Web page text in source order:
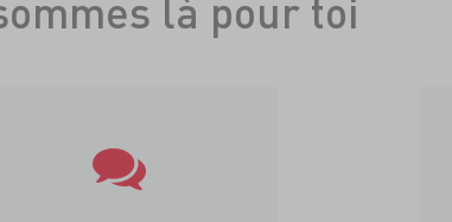
là pour toi